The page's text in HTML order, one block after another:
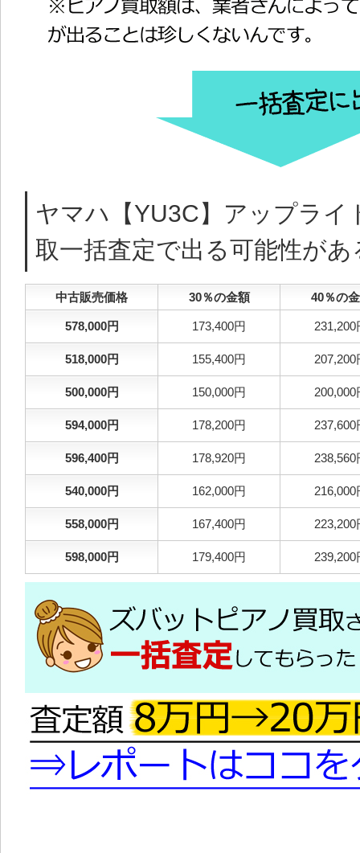
ヤマハ【YU3C】アップライ
取一括査定で出る可能性があ
中古販売価格 30％の金額 40％の
578,000円 173,400円 231,200
518,000円 155,400円 207,200
500,000円 150,000円 200,000
594,000円 178,200円 237,600
596,400円 178,920円 238,560
540,000円 162,000円 216,000
558,000円 167,400円 223,200
598,000円 179,400円 239,200